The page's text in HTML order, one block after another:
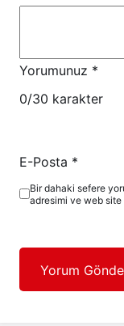
Yorumunuz *
0/30 karakter
E-Posta *
Bir dahaki sefere
adresimi ve web site
Yorum